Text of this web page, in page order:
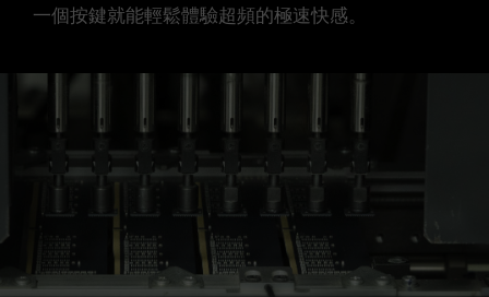
一個按鍵就能輕鬆體驗超頻的極速快感。